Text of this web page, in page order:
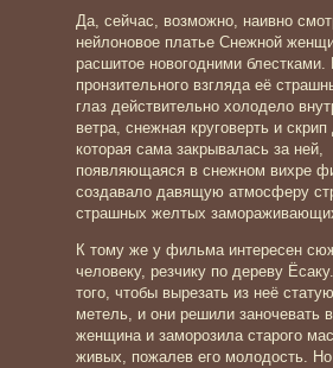
Да, сейчас, возможно, наивно
нейлоновое платье Снежной
расшитое новогодними блестками.
пронзительного взгляда её
глаз действительно холодело
ветра, снежная круговерть и скрип
которая сама закрывалась за ней,
появляющаяся в снежном вихре
создавало давящую атмосферу
страшных желтых
К тому же у фильма интересен
человеку, резчику по дереву
того, чтобы вырезать из неё
метель, и они решили заночевать
женщина и заморозила старого
живых, пожалев его молодость. Но